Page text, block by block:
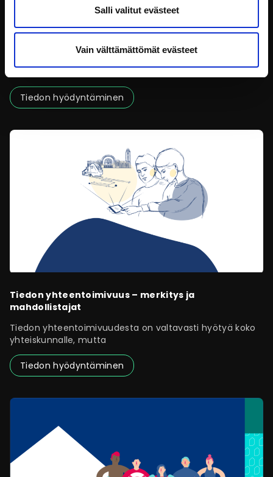
Salli valitut evästeet
Vain välttämättömät evästeet
Tiedon hyödyntäminen
Tiedon yhteentoimivuus – merkitys ja
mahdollistajat
Tiedon yhteentoimivuudesta on valtavasti hyötyä koko
yhteiskunnalle, mutta
Tiedon hyödyntäminen